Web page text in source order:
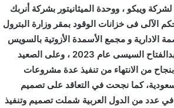
ويبكو ، ووحدة الميثانيتور بشركة أنربك
الآلى فى خزانات الوقود بمقر وزارة البترول
الادارية و مجمع الأسمدة الأزوتية بالسويس
الذى افتتحه الرئيس عبدالفتاح السيسى عام 2023 ، وعلى الصعيد
من الانتهاء من تنفيذ عدة مشروعات
كما نجحت في التعاقد على تصميم
عدد من الدول العربية شملت تصميم وتنفيذ